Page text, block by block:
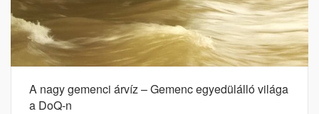
A nagy gemenci árvíz – Gemenc egyedülálló világa
a DoQ-n